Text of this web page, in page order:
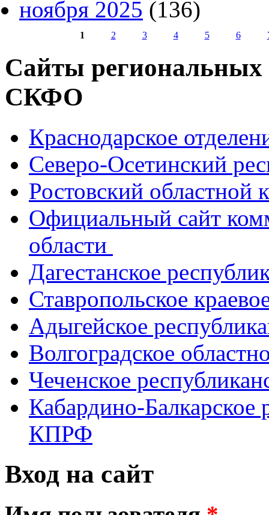
ноября 2025 (136)
1 2 3 4 5 6
Сайты
СКФО
Краснодарское
Северо-Осетинский
Ростовский
Официальный сайт
области
Дагестанское
Ставропольское
Адыгейское
Волгоградское
Чеченское
Кабардино-Балкарское
КПРФ
Вход на сайт